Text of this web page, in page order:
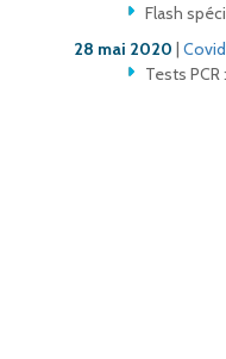
Flash
28 mai 2020 |
Tests